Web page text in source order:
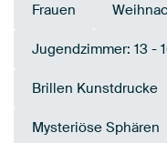
Frauen
Jugendzimmer: 13 -
Brillen Kunstdrucke
Mysteriöse Sphären